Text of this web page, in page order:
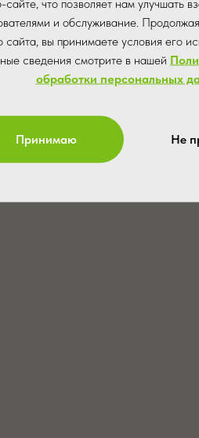
сайте, что позволяет нам улучшать
и обслуживание.
сайта, вы принимаете условия его
сведения смотрите в нашей
обработки персональных
Принимаю Не